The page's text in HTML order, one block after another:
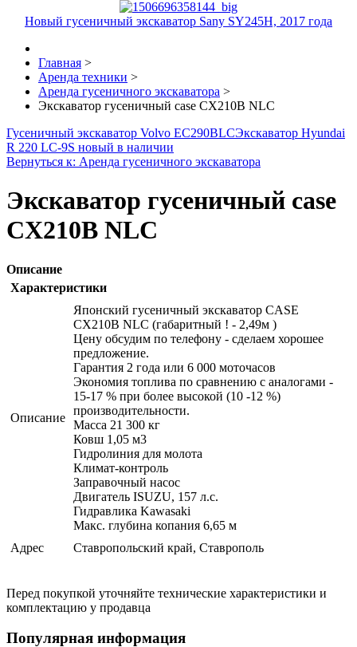
Новый гусеничный экскаватор Sany SY245H, 2017 года
Главная >
Аренда техники >
Аренда гусеничного экскаватора >
Экскаватор гусеничный case CX210B NLC
Гусеничный экскаватор Volvo EC290BLCЭкскаватор Hyundai
R 220 LC-9S новый в наличии
Вернуться к: Аренда гусеничного экскаватора
Экскаватор гусеничный case
CX210B NLC
Описание
Характеристики
Описание
Японский гусеничный экскаватор CASE
CX210B NLC (габаритный ! - 2,49м )
Цену обсудим по телефону - сделаем хорошее
предложение.
Гарантия 2 года или 6 000 моточасов
Экономия топлива по сравнению с аналогами -
15-17 % при более высокой (10 -12 %)
производительности.
Масса 21 300 кг
Ковш 1,05 м3
Гидролиния для молота
Климат-контроль
Заправочный насос
Двигатель ISUZU, 157 л.с.
Гидравлика Kawasaki
Макс. глубина копания 6,65 м
Адрес
Ставропольский край, Ставрополь
Перед покупкой уточняйте технические характеристики и
комплектацию у продавца
Популярная информация